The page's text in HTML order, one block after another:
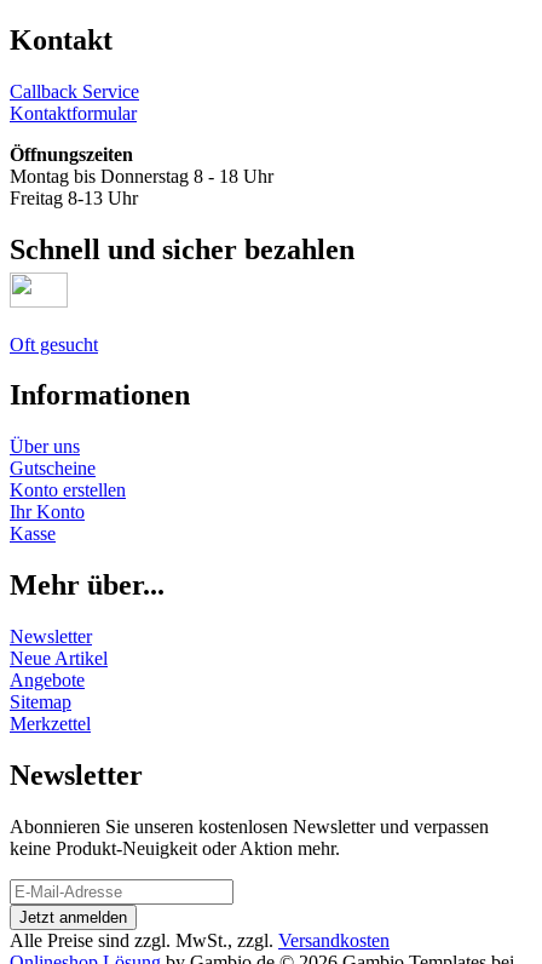
Kontakt
Callback Service
Kontaktformular
Öffnungszeiten
Montag bis Donnerstag 8 - 18 Uhr
Freitag 8-13 Uhr
Schnell und sicher bezahlen
Oft gesucht
Informationen
Über uns
Gutscheine
Konto erstellen
Ihr Konto
Kasse
Mehr über...
Newsletter
Neue Artikel
Angebote
Sitemap
Merkzettel
Newsletter
Abonnieren Sie unseren kostenlosen Newsletter und verpassen
keine Produkt-Neuigkeit oder Aktion mehr.
Alle Preise sind zzgl. MwSt., zzgl. Versandkosten